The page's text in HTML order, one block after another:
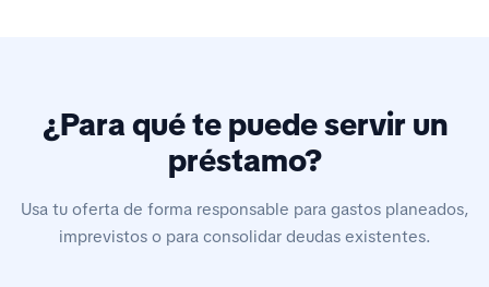
¿Para qué te puede servir un
préstamo?
Usa tu oferta de forma responsable para gastos planeados,
imprevistos o para consolidar deudas existentes.